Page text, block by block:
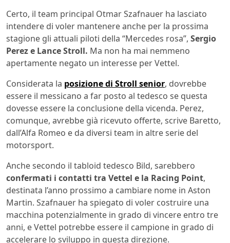
Certo, il team principal Otmar Szafnauer ha lasciato
intendere di voler mantenere anche per la prossima
stagione gli attuali piloti della “Mercedes rosa”, Sergio
Perez e Lance Stroll. Ma non ha mai nemmeno
apertamente negato un interesse per Vettel.
Considerata la posizione di Stroll senior, dovrebbe
essere il messicano a far posto al tedesco se questa
dovesse essere la conclusione della vicenda. Perez,
comunque, avrebbe già ricevuto offerte, scrive Baretto,
dall’Alfa Romeo e da diversi team in altre serie del
motorsport.
Anche secondo il tabloid tedesco Bild, sarebbero
confermati i contatti tra Vettel e la Racing Point,
destinata l’anno prossimo a cambiare nome in Aston
Martin. Szafnauer ha spiegato di voler costruire una
macchina potenzialmente in grado di vincere entro tre
anni, e Vettel potrebbe essere il campione in grado di
accelerare lo sviluppo in questa direzione.